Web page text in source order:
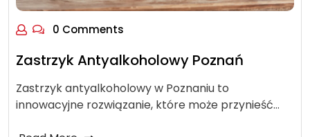
0 Comments
Zastrzyk Antyalkoholowy Poznań
Zastrzyk antyalkoholowy w Poznaniu to
innowacyjne rozwiązanie, które może przynieść…